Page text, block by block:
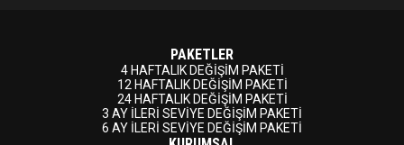
PAKETLER
4 HAFTALIK DEĞİŞİM PAKETİ
12 HAFTALIK DEĞİŞİM PAKETİ
24 HAFTALIK DEĞİŞİM PAKETİ
3 AY İLERİ SEVİYE DEĞİŞİM PAKETİ
6 AY İLERİ SEVİYE DEĞİŞİM PAKETİ